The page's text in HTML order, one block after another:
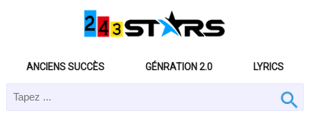
ANCIENS SUCCÈS GÉNRATION 2.0 LYRICS